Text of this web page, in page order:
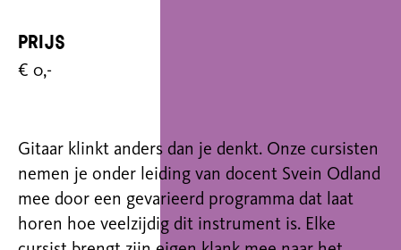
Prijs
€ 0,-
Gitaar klinkt anders dan je denkt. Onze cursisten
nemen je onder leiding van docent Svein Odland
mee door een gevarieerd programma dat laat
horen hoe veelzijdig dit instrument is. Elke